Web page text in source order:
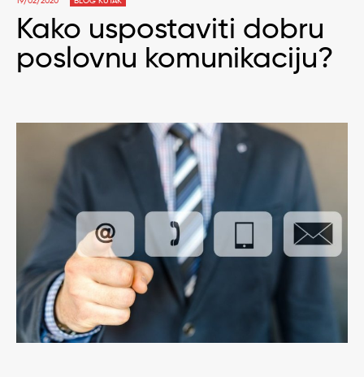
Kako uspostaviti dobru
poslovnu komunikaciju?